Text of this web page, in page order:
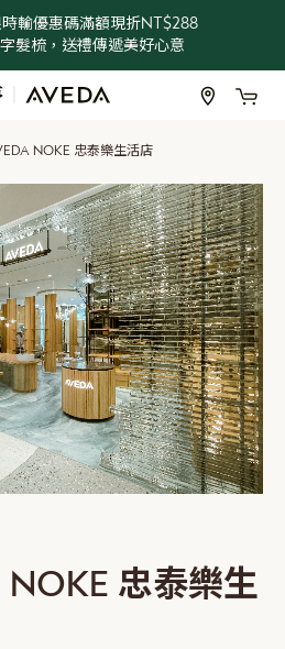
輸優惠碼滿額現折NT$288
髮梳，送禮傳遞美好心意
容
NOKE 忠泰樂生活店
忠泰樂生